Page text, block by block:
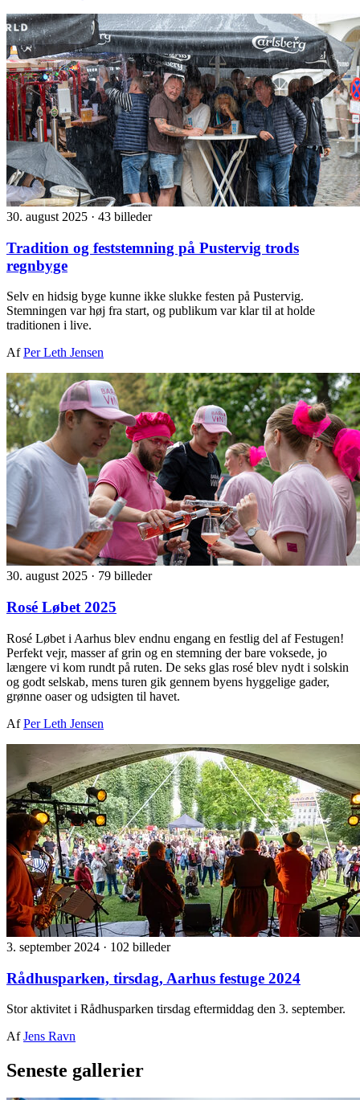
30. august 2025 · 43 billeder
Tradition og feststemning på Pustervig trods
regnbyge
Selv en hidsig byge kunne ikke slukke festen på Pustervig.
Stemningen var høj fra start, og publikum var klar til at holde
traditionen i live.
AfPer Leth Jensen
30. august 2025 · 79 billeder
Rosé Løbet 2025
Rosé Løbet i Aarhus blev endnu engang en festlig del af Festugen!
Perfekt vejr, masser af grin og en stemning der bare voksede, jo
længere vi kom rundt på ruten. De seks glas rosé blev nydt i solskin
og godt selskab, mens turen gik gennem byens hyggelige gader,
grønne oaser og udsigten til havet.
AfPer Leth Jensen
3. september 2024 · 102 billeder
Rådhusparken, tirsdag, Aarhus festuge 2024
Stor aktivitet i Rådhusparken tirsdag eftermiddag den 3. september.
AfJens Ravn
Seneste gallerier